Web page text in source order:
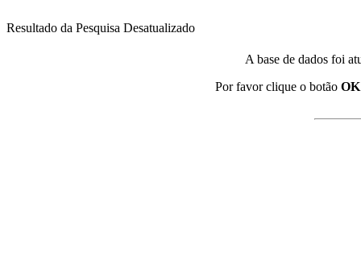
Resultado da Pesquisa Desatualizado
A base de dados foi
Por favor clique o botão OK